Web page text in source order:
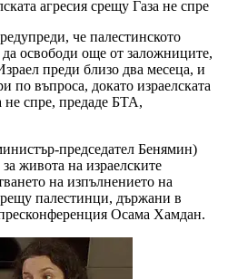
агресия срещу Газа не спре
че палестинското
освободи още от заложниците,
преди близо два месеца, и
по въпроса, докато израелската
не спре, предаде БТА,
председател Бенямин)
живота на израелските
на изпълнението на
палестинци, държани в
Осама Хамдан.